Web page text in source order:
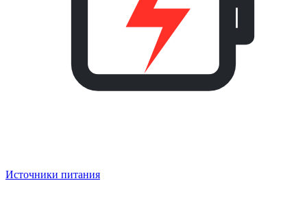
Источники питания